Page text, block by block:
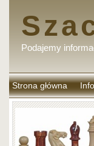
Podajemy
Strona główna